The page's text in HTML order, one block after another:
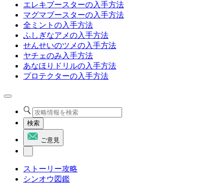
エレキブースターの入手方法
マグマブースターの入手方法
全ミントの入手方法
ふしぎなアメの入手方法
せんせいのツメの入手方法
ヤチェのみ入手方法
あなほりドリルの入手方法
プロテクターの入手方法
検索
ご意見
ストーリー攻略
シンオウ図鑑